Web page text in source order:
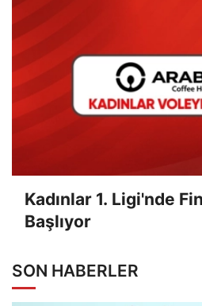
Kadınlar 1. Ligi'nde
Başlıyor
SON HABERLER